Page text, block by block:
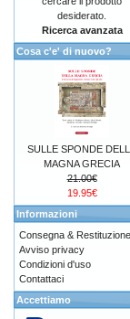
desiderato.
Ricerca avanzata
Cosa c'e' di nuovo?
SULLE SPONDE
MAGNA GRECIA
21.00€
19.95€
Informazioni
Consegna & Restituzione
Avviso privacy
Condizioni d'uso
Contattaci
Accettiamo